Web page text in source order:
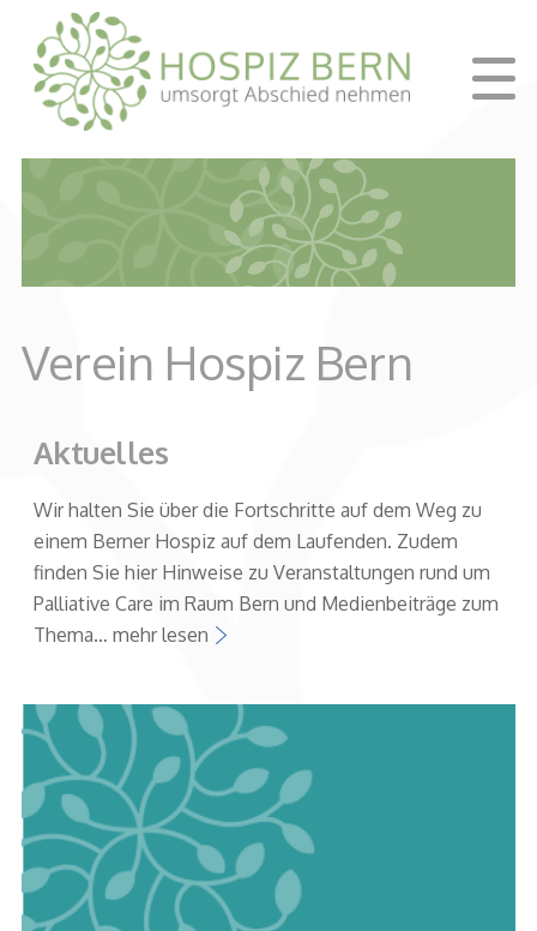
Verein Hospiz Bern
Aktuelles
Wir halten Sie über die Fortschritte auf dem Weg zu
einem Berner Hospiz auf dem Laufenden. Zudem
finden Sie hier Hinweise zu Veranstaltungen rund um
Palliative Care im Raum Bern und Medienbeiträge zum
Thema… mehr lesen